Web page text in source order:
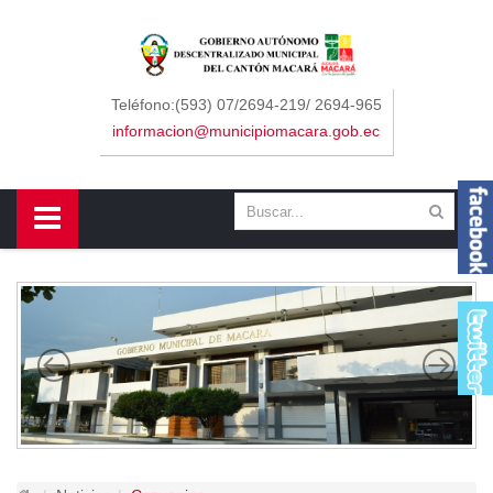
Teléfono:(593) 07/2694-219/ 2694-965
informacion@municipiomacara.gob.ec
Sidebar Menu
Concejo
Departamentos
Contáctenos
Cantón
Himno a Macará
Símbolos Patrios
Gastronomía